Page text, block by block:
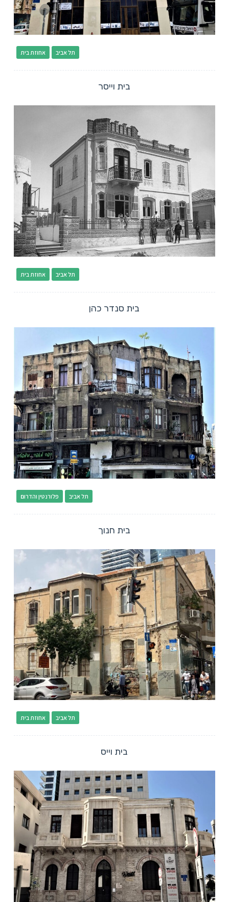
אחוזת בית תל אביב
בית וייסר
אחוזת בית תל אביב
בית סנדר כהן
פלורנטין והדרום תל אביב
בית חנוך
אחוזת בית תל אביב
בית וייס